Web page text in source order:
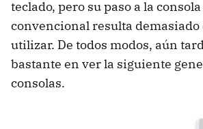
teclado, pero su paso a la
convencional resulta demasiado
utilizar. De todos modos, aún
bastante en ver la siguiente
consolas.